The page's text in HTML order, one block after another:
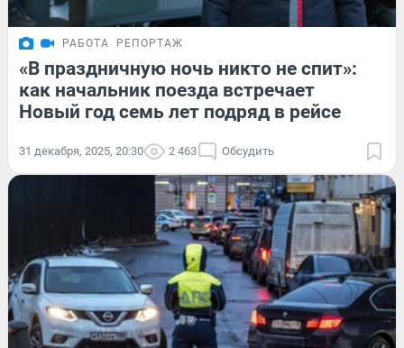
РАБОТА РЕПОРТАЖ
«В праздничную ночь никто не спит»:
как начальник поезда встречает
Новый год семь лет подряд в рейсе
31 декабря, 2025, 20:30 2 463 Обсудить